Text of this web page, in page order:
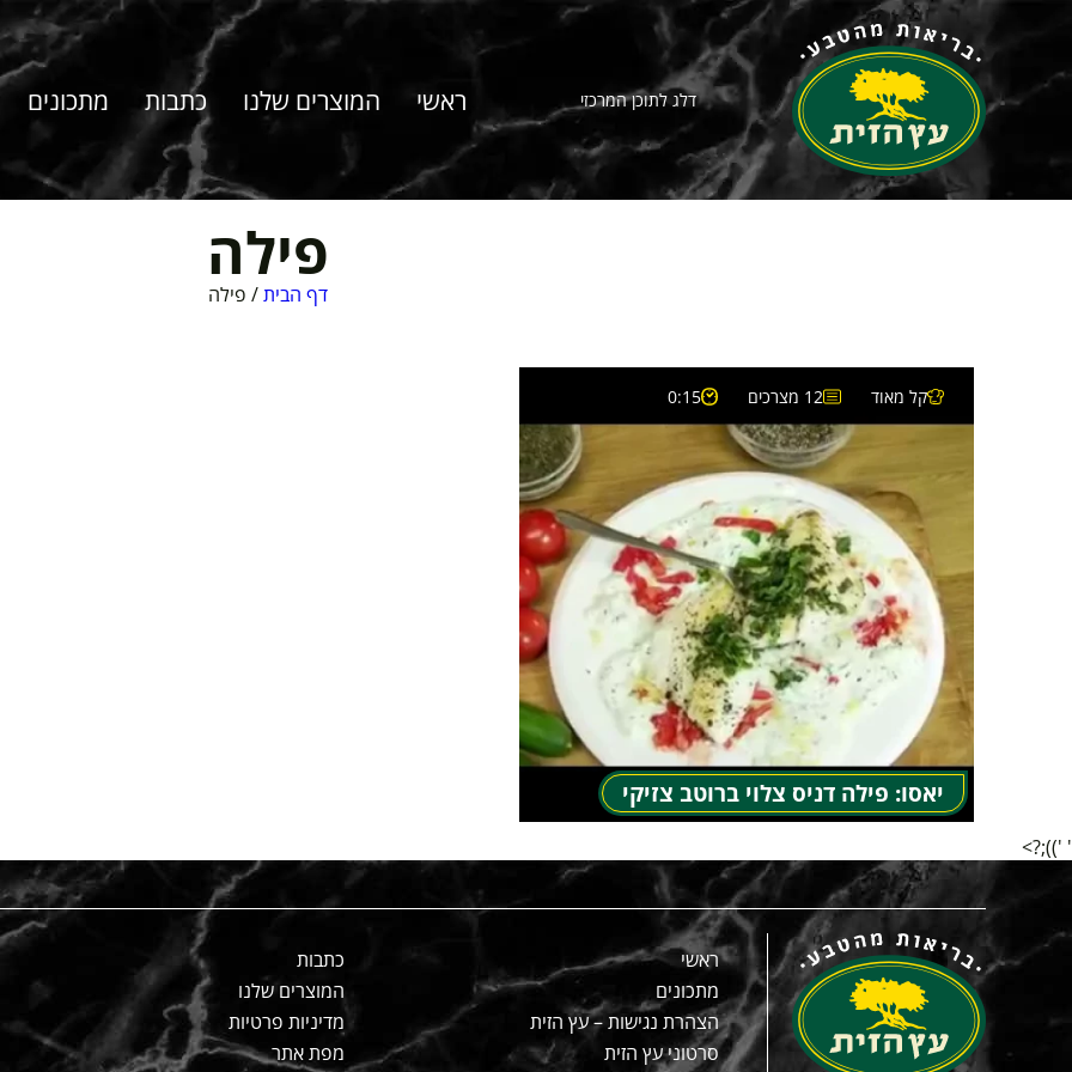
דלג לתוכן המרכזי ראשי המוצרים שלנו כתבות מתכונים
פילה
דף הבית/ פילה
יאסו: פילה דניס צלוי ברוטב צזיקי
קל מאוד 12 מצרכים 0:15
' '));?>
ראשי
כתבות
מתכונים
המוצרים שלנו
הצהרת נגישות – עץ הזית
מדיניות פרטיות
סרטוני עץ הזית
מפת אתר